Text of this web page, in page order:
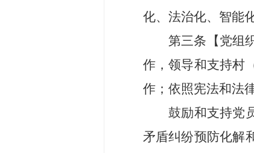
化、法治化、智能
第三条 【党组
作，领导和支持村
作；依照宪法和法
鼓励和支持党
矛盾纠纷预防化解